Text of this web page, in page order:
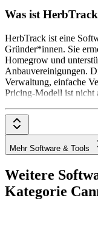
Was ist
HerbTrack ist eine
Gründer*innen. Sie
Homegrow und
Anbauvereinigungen.
Verwaltung, einfache
Pricing-Modell ist nicht
Mehr Software & Tools
Weitere
Kategorie